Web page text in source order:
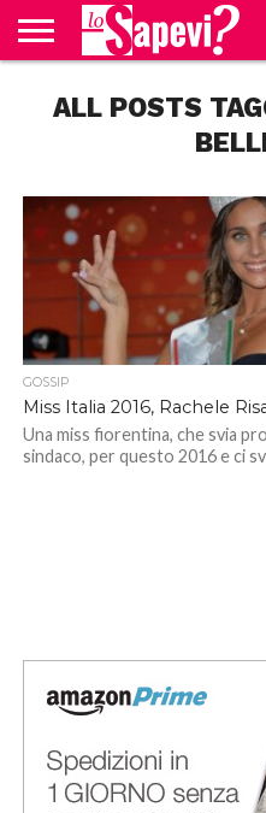
BENESSERE
GOSSIP
PRODOTTI
AMAZON
NEWS
CASA E
CUCINA
ALL POSTS
GOSSIP
Miss Italia 2016, Rachele
Una miss fiorentina, che svia
sindaco, per questo 2016 e ci